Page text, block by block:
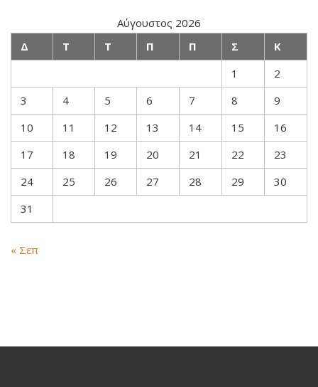
Αύγουστος 2026
Δ
Τ Τ Π Π Σ
Κ
1
2
3
4 5 6 7 8
9
10
11 12 13 14 15
16
17
18 19 20 21 22
23
24
25 26 27 28 29
30
31
« Σεπ